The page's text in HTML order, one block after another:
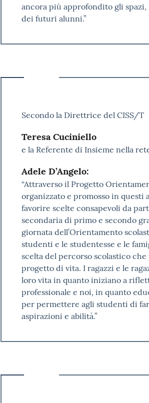
ancora più approfondito gli
dei futuri alunni.”
Secondo la Direttrice del CISS/T
Teresa Cuciniello
e la Referente di Insieme nella
Adele D’Angelo:
“Attraverso il Progetto
organizzato e promosso in
favorire scelte consapevoli da
secondaria di primo e secondo
giornata dell’Orientamento
studenti e le studentesse e le
scelta del percorso scolastico
progetto di vita. I ragazzi e le
loro vita in quanto iniziano a
professionale e noi, in quanto
per permettere agli studenti di
aspirazioni e abilità.”